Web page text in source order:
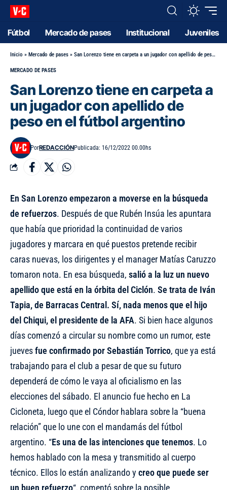
Fútbol Mercado de pases Institucional Juveniles
Inicio » Mercado de pases » San Lorenzo tiene en carpeta a un jugador con apellido de peso en el fútbol argentino
MERCADO DE PASES
San Lorenzo tiene en carpeta a
un jugador con apellido de
peso en el fútbol argentino
PorREDACCIÓNPublicada: 16/12/2022 00.00hs
En San Lorenzo empezaron a moverse en la búsqueda
de refuerzos. Después de que Rubén Insúa les apuntara
que había que prioridad la continuidad de varios
jugadores y marcara en qué puestos pretende recibir
caras nuevas, los dirigentes y el manager Matías Caruzzo
tomaron nota. En esa búsqueda, salió a la luz un nuevo
apellido que está en la órbita del Ciclón. Se trata de Iván
Tapia, de Barracas Central. Sí, nada menos que el hijo
del Chiqui, el presidente de la AFA. Si bien hace algunos
días comenzó a circular su nombre como un rumor, este
juevesfue confirmado por Sebastián Torrico, que ya está
trabajando para el club a pesar de que su futuro
dependerá de cómo le vaya al oficialismo en las
elecciones del sábado. El anuncio fue hecho en La
Cicloneta, luego que el Cóndor hablara sobre la “buena
relación” que lo une con el mandamás del fútbol
argentino. “Es una de las intenciones que tenemos. Lo
hemos hablado con la mesa y transmitido al cuerpo
técnico. Ellos lo están analizando y creo que puede ser
un buen refuerzo“, comentó sobre la posible